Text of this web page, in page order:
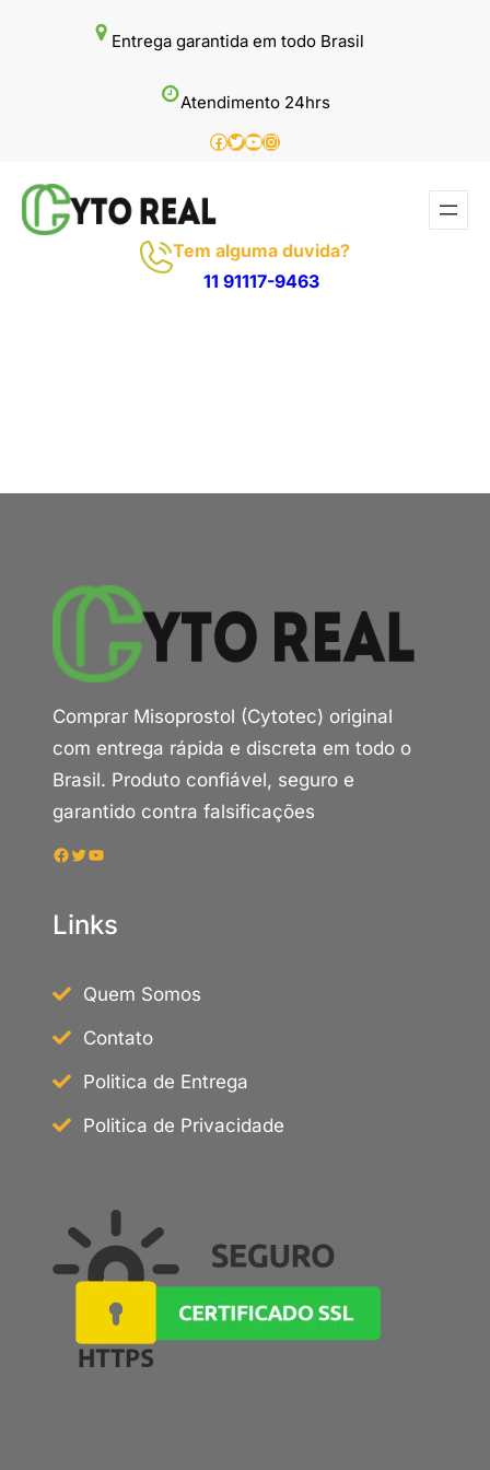
Entrega garantida em todo Brasil
Atendimento 24hrs
Facebook
Twitter
Youtube
Instagram
Tem alguma duvida?
11 91117-9463
Comprar Misoprostol (Cytotec) original
com entrega rápida e discreta em todo o
Brasil. Produto confiável, seguro e
garantido contra falsificações
Facebook Twitter Youtube
Links
Quem Somos
Contato
Politica de Entrega
Politica de Privacidade